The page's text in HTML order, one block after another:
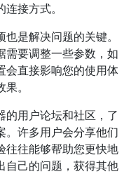
接方式。
是解决问题的关键。
需要调整一些参数，如
会直接影响您的使用体
。
的用户论坛和社区，了
。许多用户会分享他们
往往能够帮助您更快地
自己的问题，获得其他